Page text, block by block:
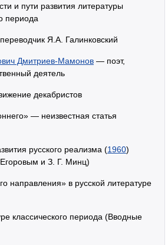
и пути развития литературы
периода
Я.А. Галинковский
Дмитриев-Мамонов — поэт,
деятель
декабристов
— неизвестная статья
русского реализма (1960)
и З. Г. Минц)
направления» в русской литературе
классического периода (Вводные